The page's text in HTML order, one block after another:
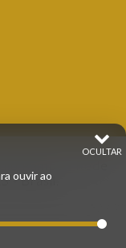
Pampa - Rede
- Brasil.
OCULTAR
ouvir ao